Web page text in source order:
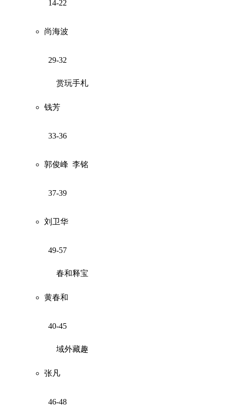
14-22
尚海波
29-32
赏玩手札
钱芳
33-36
郭俊峰 李铭
37-39
刘卫华
49-57
春和释宝
黄春和
40-45
域外藏趣
张凡
46-48